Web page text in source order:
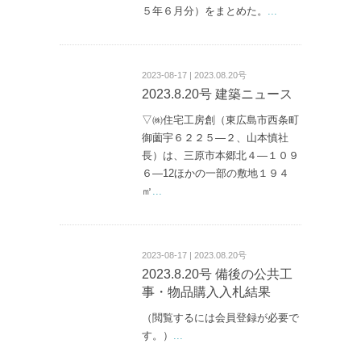
５年６月分）をまとめた。
2023-08-17 | 2023.08.20号
2023.8.20号 建築ニュース
▽㈱住宅工房創（東広島市西条町
御薗宇６２２５—２、山本慎社
長）は、三原市本郷北４—１０９
６—12ほかの一部の敷地１９４
㎡
2023-08-17 | 2023.08.20号
2023.8.20号 備後の公共工
事・物品購入入札結果
（閲覧するには会員登録が必要で
す。）